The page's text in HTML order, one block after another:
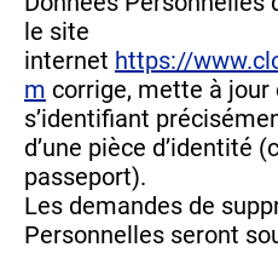
le site
internet https://
m corrige, mette à jour
s’identifiant
d’une pièce d’identité
passeport).
Les demandes de
Personnelles seront